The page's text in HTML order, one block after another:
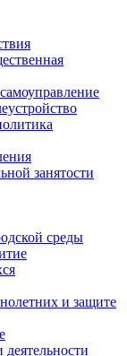
занятости
среды
и защите